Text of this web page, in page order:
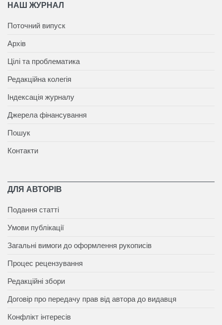
НАШ ЖУРНАЛ
Поточний випуск
Архів
Цілі та проблематика
Редакційна колегія
Індексація журналу
Джерела фінансування
Пошук
Контакти
ДЛЯ АВТОРІВ
Подання статті
Умови публікації
Загальні вимоги до оформлення рукописів
Процес рецензування
Редакційні збори
Договір про передачу прав від автора до видавця
Конфлікт інтересів